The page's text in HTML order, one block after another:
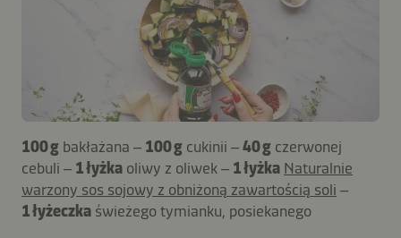
100 g bakłażana – 100 g cukinii –40 g czerwonej
cebuli – 1 łyżka oliwy z oliwek – 1 łyżka Naturalnie
warzony sos sojowy z obniżoną zawartością soli –
1 łyżeczka świeżego tymianku, posiekanego